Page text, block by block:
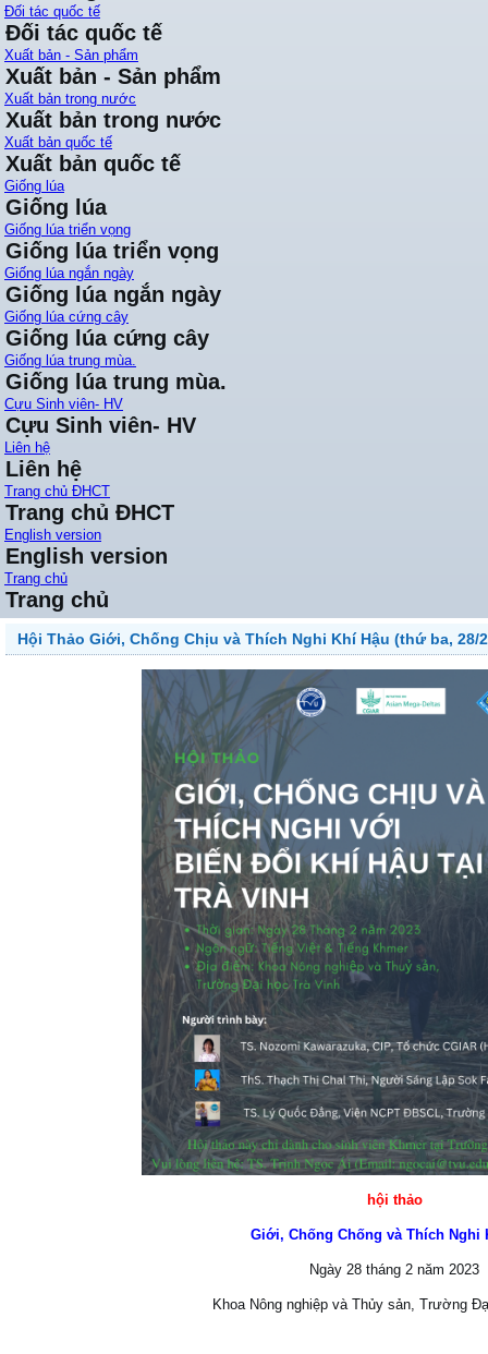
Đối tác quốc tế
Đối tác quốc tế
Xuất bản - Sản phẩm
Xuất bản - Sản phẩm
Xuất bản trong nước
Xuất bản trong nước
Xuất bản quốc tế
Xuất bản quốc tế
Giống lúa
Giống lúa
Giống lúa triển vọng
Giống lúa triển vọng
Giống lúa ngắn ngày
Giống lúa ngắn ngày
Giống lúa cứng cây
Giống lúa cứng cây
Giống lúa trung mùa.
Giống lúa trung mùa.
Cựu Sinh viên- HV
Cựu Sinh viên- HV
Liên hệ
Liên hệ
Trang chủ ĐHCT
Trang chủ ĐHCT
English version
English version
Trang chủ
Trang chủ
Hội Thảo Giới, Chống Chịu và Thích Nghi Khí Hậu (thứ ba, 28/
hội thảo
Giới, Chống Chống và Thích Nghi
Ngày 28 tháng 2 năm 2023
Khoa Nông nghiệp và Thủy sản, Trường